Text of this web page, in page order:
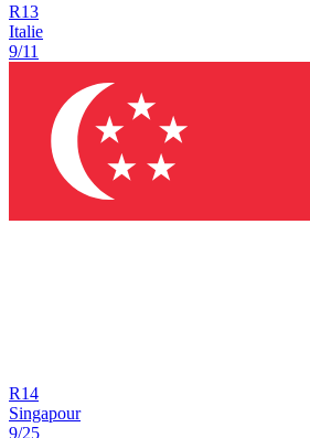
R13
Italie
9/11
R14
Singapour
9/25